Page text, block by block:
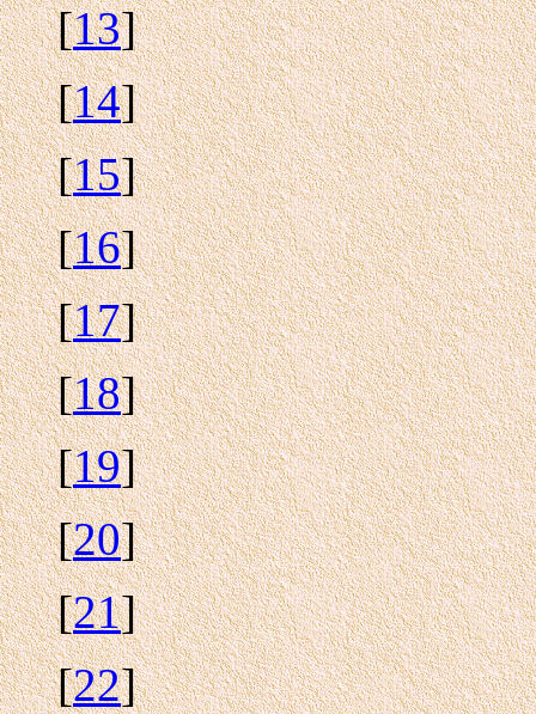
[13]
[14]
[15]
[16]
[17]
[18]
[19]
[20]
[21]
[22]